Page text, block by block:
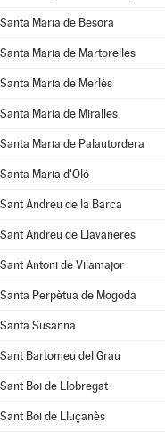
Santa Maria de Besora
Santa Maria de Martorelles
Santa Maria de Merlès
Santa Maria de Miralles
Santa Maria de Palautordera
Santa Maria d'Oló
Sant Andreu de la Barca
Sant Andreu de Llavaneres
Sant Antoni de Vilamajor
Santa Perpètua de Mogoda
Santa Susanna
Sant Bartomeu del Grau
Sant Boi de Llobregat
Sant Boi de Lluçanès